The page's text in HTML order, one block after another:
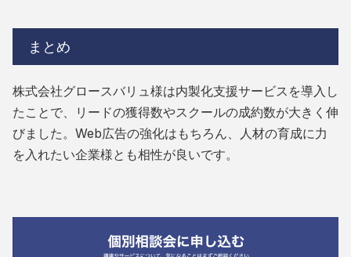
まとめ
株式会社グロースバリュ様は内製化支援サービスを導入し
たことで、リードの獲得数やスクールの成約数が大きく伸
びました。Web広告の強化はもちろん、人材の育成に力
を入れたい企業様とも相性が良いです。